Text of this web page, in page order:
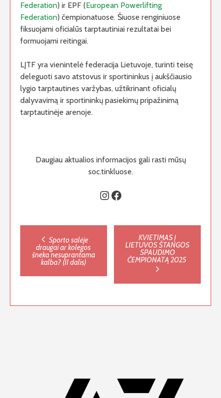
Federation) ir EPF (European Powerlifting
Federation) čempionatuose. Šiuose renginiuose
fiksuojami oficialūs tarptautiniai rezultatai bei
formuojami reitingai.
LJTF yra vienintelė federacija Lietuvoje, turinti teisę
deleguoti savo atstovus ir sportininkus į aukščiausio
lygio tarptautines varžybas, užtikrinant oficialų
dalyvavimą ir sportininkų pasiekimų pripažinimą
tarptautinėje arenoje.
Daugiau aktualios informacijos gali rasti mūsų
soc.tinkluose.
Instagram
Facebook
Post
navigation
Sporto salėje
draugai ar kolegos
šneka nesuprantama
kalba? (II dalis)
KVIETIMAS Į
LIETUVOS ŠTANGOS
SPAUDIMO
ČEMPIONATĄ 2025